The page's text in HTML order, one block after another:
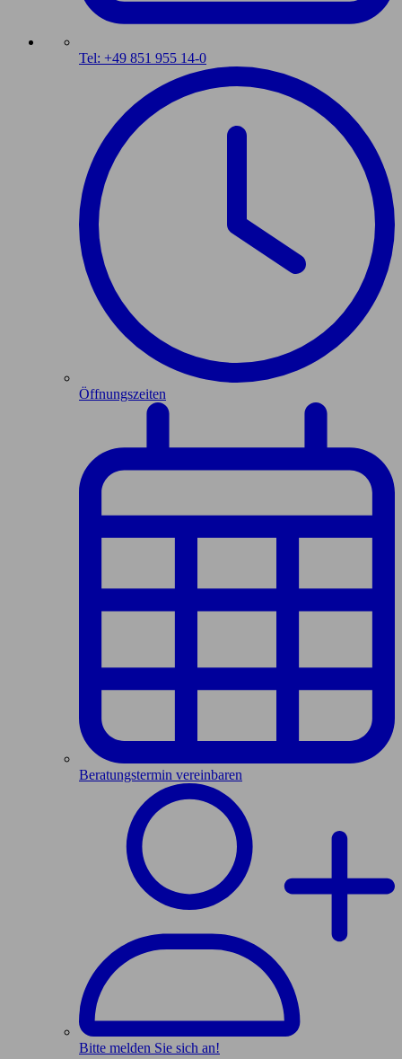
Tel: +49 851 955 14-0
Öffnungszeiten
Beratungstermin vereinbaren
Bitte melden Sie sich an!